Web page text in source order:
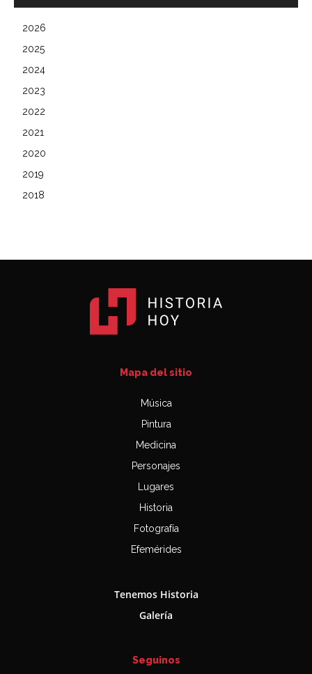
2026
2025
2024
2023
2022
2021
2020
2019
2018
Mapa del sitio
Música
Pintura
Medicina
Personajes
Lugares
Historia
Fotografía
Efemérides
Tenemos Historia
Galería
Seguinos